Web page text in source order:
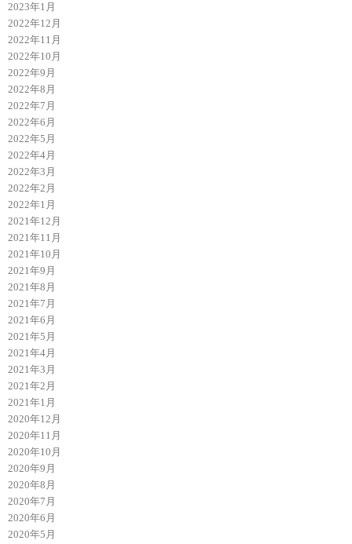
2023年1月
2022年12月
2022年11月
2022年10月
2022年9月
2022年8月
2022年7月
2022年6月
2022年5月
2022年4月
2022年3月
2022年2月
2022年1月
2021年12月
2021年11月
2021年10月
2021年9月
2021年8月
2021年7月
2021年6月
2021年5月
2021年4月
2021年3月
2021年2月
2021年1月
2020年12月
2020年11月
2020年10月
2020年9月
2020年8月
2020年7月
2020年6月
2020年5月